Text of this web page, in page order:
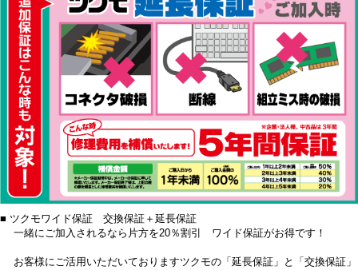
■ ツクモワイド保証 交換保証＋延長保証
一緒にご加入されるなら片方を20％割引 ワイド保証がお得です！
お客様にご活用いただいておりますツクモの「延長保証」と「交換保証」